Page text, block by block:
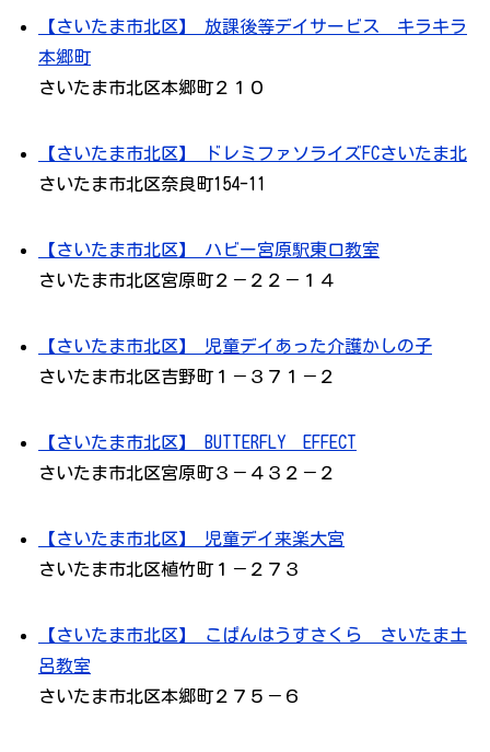
【さいたま市北区】 放課後等デイサービス キラキラ
本郷町
さいたま市北区本郷町２１０
【さいたま市北区】 ドレミファソライズFCさいたま北
さいたま市北区奈良町154-11
【さいたま市北区】 ハビー宮原駅東口教室
さいたま市北区宮原町２－２２－１４
【さいたま市北区】 児童デイあった介護かしの子
さいたま市北区吉野町１－３７１－２
【さいたま市北区】 BUTTERFLY EFFECT
さいたま市北区宮原町３－４３２－２
【さいたま市北区】 児童デイ来楽大宮
さいたま市北区植竹町１－２７３
【さいたま市北区】 こぱんはうすさくら さいたま土
呂教室
さいたま市北区本郷町２７５－６